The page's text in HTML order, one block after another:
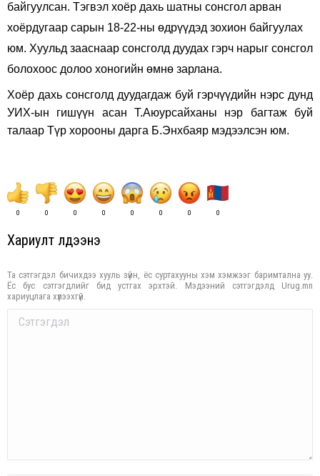
байгуулсан. Тэгвэл хоёр дахь шатны сонсгол арван
хоёрдугаар сарын 18-22-ны өдрүүдэд зохион байгуулах
юм. Хуульд зааснаар сонсголд дуудах гэрч нарыг сонсгол
болохоос долоо хоногийн өмнө зарлана.
Хоёр дахь сонсголд дуудагдаж буй гэрчүүдийн нэрс дунд
УИХ-ын гишүүн асан Т.Аюурсайханы нэр багтаж буй
талаар Түр хорооны дарга Б.Энхбаяр мэдээлсэн юм.
0 0 0 0 0 0 0 0
Хариулт үлдээнэ үү
Та сэтгэгдэл бичихдээ хууль зүйн, ёс суртахууны хэм хэмжээг баримтална уу.
Ёс бус сэтгэгдлийг бид устгах эрхтэй. Мэдээний сэтгэгдэлд Urug.mn
хариуцлага хүлээхгүй.
Comment